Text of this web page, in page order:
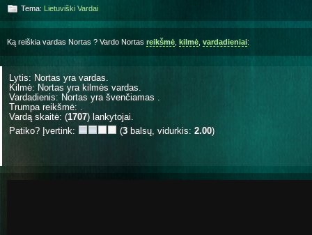
Tema: Lietuviški Vardai
Ką reiškia vardas Nortas ? Vardo Nortas reikšmė kilmė vardadieniai:
Lytis: Nortas yra vardas.
Kilmė: Nortas yra kilmės vardas.
Vardadienis: Nortas yra švenčiamas
Trumpa reikšmė: .
Vardą skaitė: (1707) lankytojai.
Patiko? Įvertink:
(3 balsų, vidurkis: 2.00)